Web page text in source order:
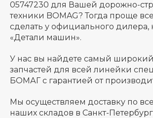
05747230 для Вашей дорожно-
техники BOMAG? Тогда проще
сделать у официального
«Детали машин».
У нас вы найдете самый
запчастей для всей линейки
БОМАГ с гарантией от
Мы осуществляем доставку по
наших складов в Санкт-